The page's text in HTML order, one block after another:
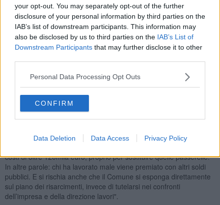
your opt-out. You may separately opt-out of the further
disclosure of your personal information by third parties on the
IAB’s list of downstream participants. This information may
also be disclosed by us to third parties on the IAB’s List of
Downstream Participants that may further disclose it to other
Personal Data Processing Opt Outs
CONFIRM
Data Deletion Data Access Privacy Policy
drenanti, spazi pensati per essere vissuti anche nelle ore calde.
Esistono esempi virtuosi in tutta Europa, e non sono costosi né
utopici. Invece niente di tutto questo.Una riqualificazione già
superata il giorno dopo l’inaugurazione. A questo, però,si
aggiungono criticità gravi e concrete sul cantiere. La scelta dei
denunciato da diverse associazioni delle persone con disabilità.
Non serve istituire una Consulta delle disabilità se poi non si tiene
di conto delle esigenze dei disabili nella progettazione di uno spazio
pubblico. Ma ancora più grave è quanto emerge sulla gestione del
cantiere. Le passerelle temporanee installate dalla ditta, che
incidenti. E come risponde il Comune? Non con sanzioni o richieste
costi di oltre 120mila euro, proprio per sostituire quelle passerelle.
In altre parole: chi ha lavorato male viene premiato con altri soldi
pubblici. E si rischia anche che il Comune si esponga direttamente
sul piano dei risarcimenti, invece di tutelarsi nei confronti
dell’impresa e della direzione lavori".